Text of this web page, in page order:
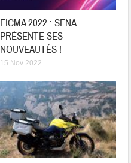
EICMA 2022 : SENA
PRÉSENTE SES
NOUVEAUTÉS !
15 Nov 2022